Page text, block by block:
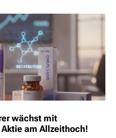
wächst mit
am Allzeithoch!